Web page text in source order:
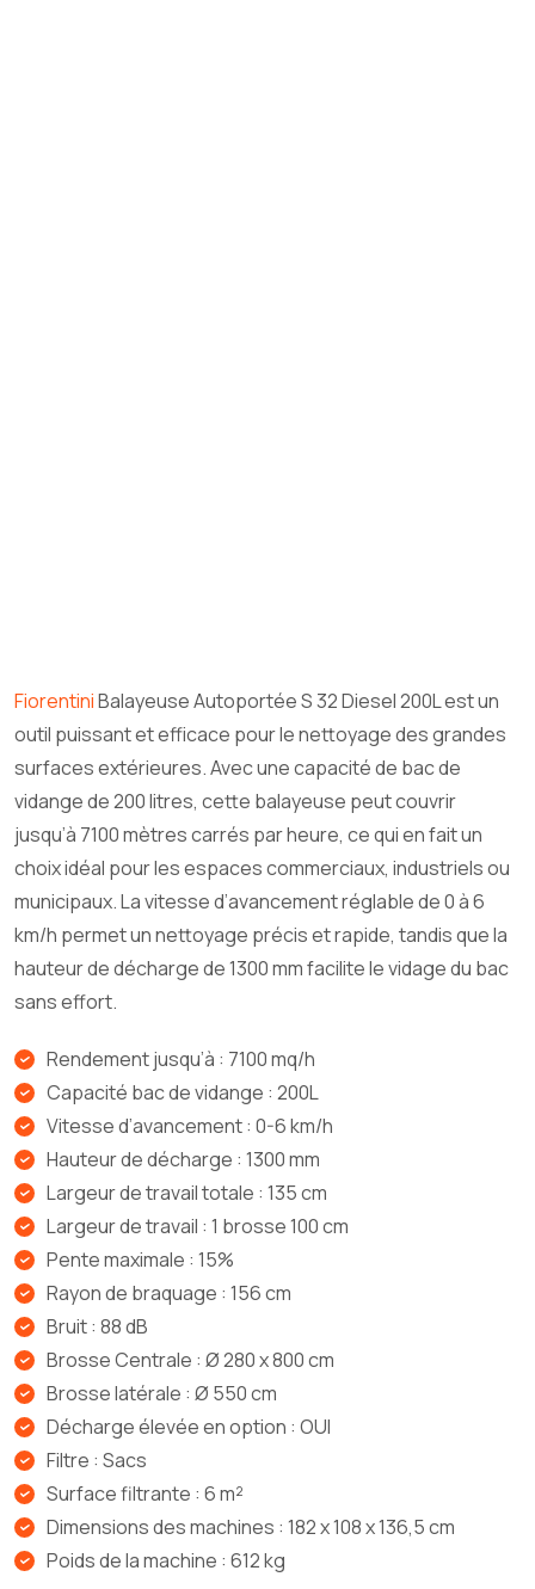
FiorentiniBalayeuse Autoportée S 32 Diesel 200L est un
outil puissant et efficace pour le nettoyage des grandes
surfaces extérieures. Avec une capacité de bac de
vidange de 200 litres, cette balayeuse peut couvrir
jusqu’à 7100 mètres carrés par heure, ce qui en fait un
choix idéal pour les espaces commerciaux, industriels ou
municipaux. La vitesse d’avancement réglable de 0 à 6
km/h permet un nettoyage précis et rapide, tandis que la
hauteur de décharge de 1300 mm facilite le vidage du bac
sans effort.
Rendement jusqu’à : 7100 mq/h
Capacité bac de vidange : 200L
Vitesse d’avancement : 0-6 km/h
Hauteur de décharge : 1300 mm
Largeur de travail totale : 135 cm
Largeur de travail : 1 brosse 100 cm
Pente maximale : 15%
Rayon de braquage : 156 cm
Bruit : 88 dB
Brosse Centrale : Ø 280 x 800 cm
Brosse latérale : Ø 550 cm
Décharge élevée en option : OUI
Filtre : Sacs
Surface filtrante : 6 m²
Dimensions des machines : 182 x 108 x 136,5 cm
Poids de la machine : 612 kg